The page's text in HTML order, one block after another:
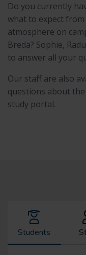
Do you currently
what to expect
atmosphere on
Breda? Sophie,
to answer all your
Our staff are also
questions about
study portal.